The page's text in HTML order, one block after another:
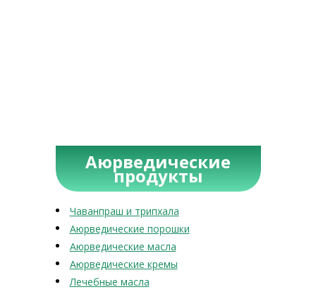
Аюрведические
продукты
Чаванпраш и трипхала
Аюрведические порошки
Аюрведические масла
Аюрведические кремы
Лечебные масла